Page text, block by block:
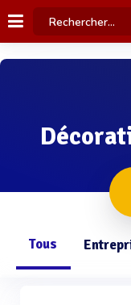
Tous